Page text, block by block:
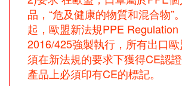
品，“危及健康的物質和混合物”
起，歐盟新法規PPE Regulation
2016/425強製執行，所有出口
須在新法規的要求下獲得CE認
產品上必須印有CE的標記。